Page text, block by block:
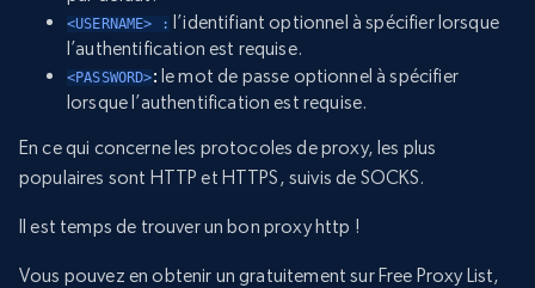
<USERNAME> : l’identifiant optionnel à spécifier lorsque
l’authentification est requise.
<PASSWORD>: le mot de passe optionnel à spécifier
lorsque l’authentification est requise.
En ce qui concerne les protocoles de proxy, les plus
populaires sont HTTP et HTTPS, suivis de SOCKS.
Il est temps de trouver un bon proxy http !
Vous pouvez en obtenir un gratuitement sur Free Proxy List,